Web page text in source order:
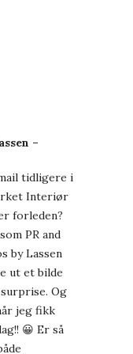
–
tidligere i
Interiør
forleden?
PR and
by Lassen
ut et bilde
Og
jeg fikk
😀 Er så